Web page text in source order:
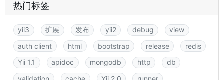
热门标签
yii3 扩展 发布 yii2 debug
view
auth client
html bootstrap release
redis
Yii 1.1
apidoc mongodb http
db
validation
cache Yii 2.0 runner